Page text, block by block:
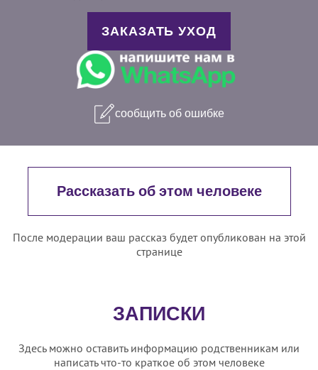
ЗАКАЗАТЬ УХОД
сообщить об ошибке
Рассказать об этом человеке
После модерации ваш рассказ будет опубликован на этой
странице
ЗАПИСКИ
Здесь можно оставить информацию родственникам или
написать что-то краткое об этом человеке